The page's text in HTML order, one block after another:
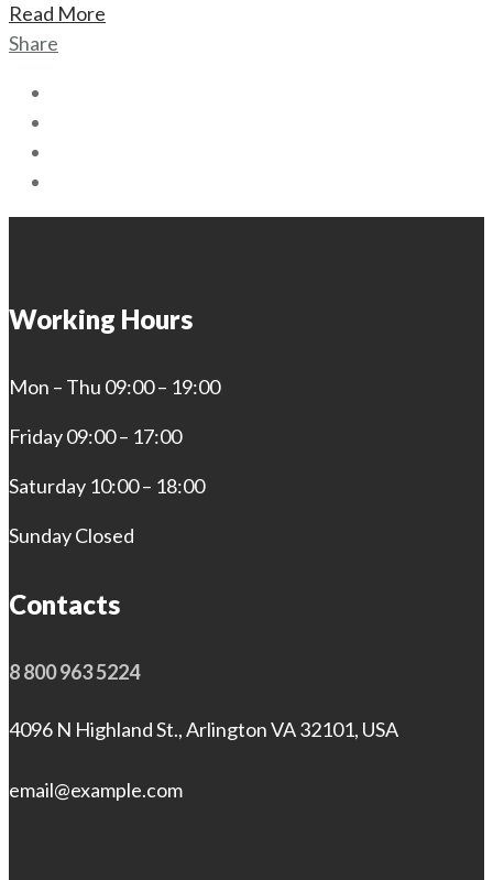
Read More
Share
Working Hours
Mon – Thu 09:00 – 19:00
Friday 09:00 – 17:00
Saturday 10:00 – 18:00
Sunday Closed
Contacts
8 800 963 5224
4096 N Highland St., Arlington VA 32101, USA
email@example.com